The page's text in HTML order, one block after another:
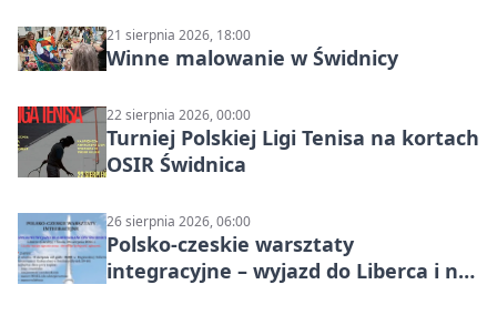
21 sierpnia 2026, 18:00
Winne malowanie w Świdnicy
22 sierpnia 2026, 00:00
Turniej Polskiej Ligi Tenisa na kortach
OSIR Świdnica
26 sierpnia 2026, 06:00
Polsko-czeskie warsztaty
integracyjne – wyjazd do Liberca i na